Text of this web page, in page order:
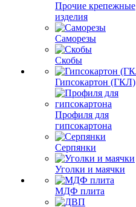
Прочие крепежные
изделия
Саморезы
Скобы
Гипсокартон (ГКЛ)
Профиля для
гипсокартона
Серпянки
Уголки и маячки
МДФ плита